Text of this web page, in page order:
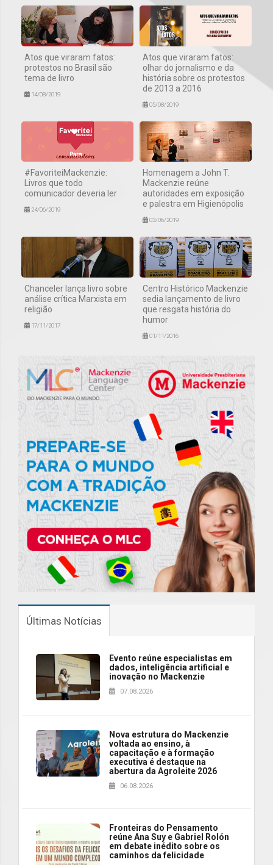
Atos que viraram fatos:
protestos no Brasil são
tema de livro
14/08/2019
Atos que viraram fatos:
olhar do jornalismo e da
história sobre os protestos
de 2013 a 2016
05/08/2019
#FavoriteiMackenzie:
Livros que todo
comunicador deveria ler
24/06/2019
Homenagem a John T.
Mackenzie reúne
autoridades em exposição
e palestra em Higienópolis
03/06/2019
Chanceler lança livro sobre
análise crítica Marxista em
religião
17/11/2017
Centro Histórico Mackenzie
sedia lançamento de livro
que resgata história do
humor
01/11/2016
Últimas Notícias
Evento reúne especialistas em
dados, inteligência artificial e
inovação no Mackenzie
07.08.2026
Nova estrutura do Mackenzie
voltada ao ensino, à
capacitação e à formação
executiva é destaque na
abertura da Agroleite 2026
06.08.2026
Fronteiras do Pensamento
reúne Ana Suy e Gabriel Rolón
em debate inédito sobre os
caminhos da felicidade